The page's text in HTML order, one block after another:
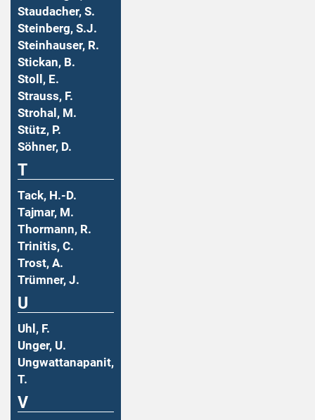
Staudacher, S.
Steinberg, S.J.
Steinhauser, R.
Stickan, B.
Stoll, E.
Strauss, F.
Strohal, M.
Stütz, P.
Söhner, D.
T
Tack, H.-D.
Tajmar, M.
Thormann, R.
Trinitis, C.
Trost, A.
Trümner, J.
U
Uhl, F.
Unger, U.
Ungwattanapanit,
T.
V